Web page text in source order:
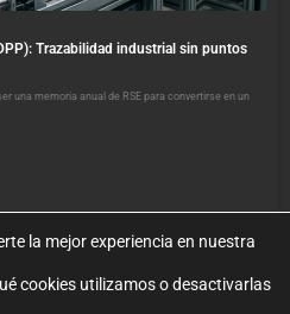
Trazabilidad industrial sin puntos
una memoria anual de RSE para convertirse en un
la mejor experiencia en nuestra
cookies utilizamos o desactivarlas